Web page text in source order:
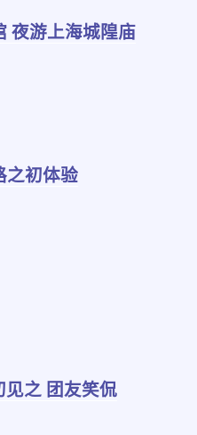
夜游上海城隍庙
之初体验
见之 团友笑侃